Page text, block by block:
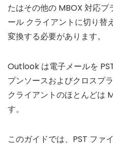
たはその他の MBOX 対応
ール クライアントに切り替
変換する必要があります。
Outlook は電子メールを
プンソースおよびクロスプ
クライアントのほとんどは
す。
このガイドでは、PST ファ